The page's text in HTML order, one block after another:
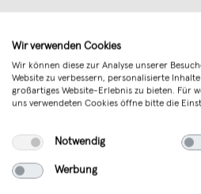
Wir verwenden Cookies
Wir können diese zur Analyse unserer
Website zu verbessern, personalisierte
großartiges Website-Erlebnis zu bieten. Für
uns verwendeten Cookies öffne bitte die
Notwendig
Werbung